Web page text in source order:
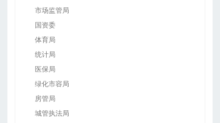
市场监管局
国资委
体育局
统计局
医保局
绿化市容局
房管局
城管执法局